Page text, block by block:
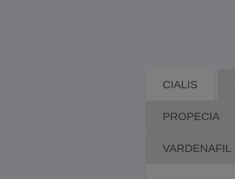
CIALIS
PROPECIA
VARDENAFIL